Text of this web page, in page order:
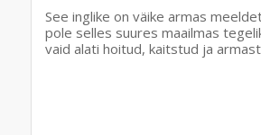
See inglike on väike armas
pole selles suures maailmas
vaid alati hoitud, kaitstud ja